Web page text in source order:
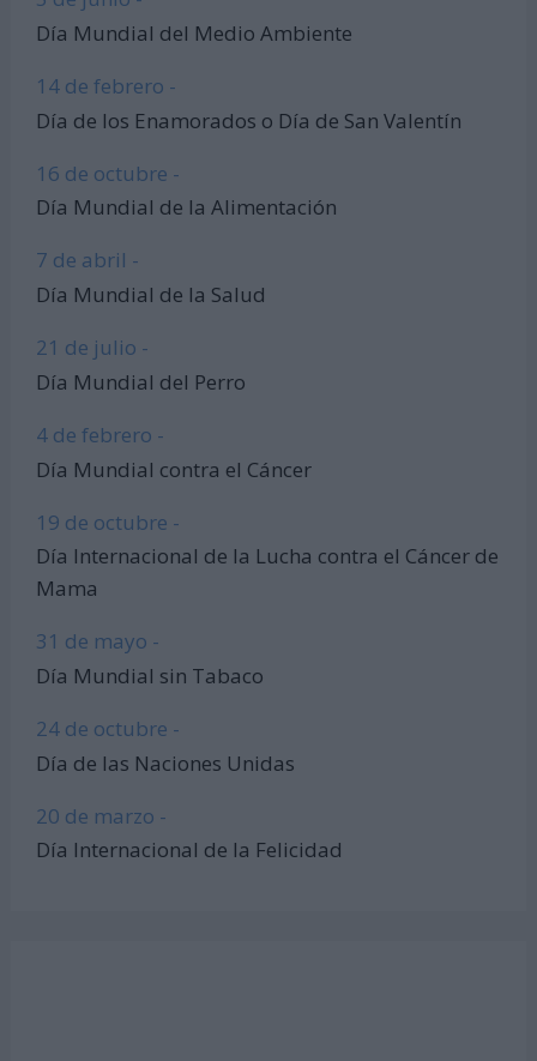
Día Mundial del Medio Ambiente
14 de febrero -
Día de los Enamorados o Día de San Valentín
16 de octubre -
Día Mundial de la Alimentación
7 de abril -
Día Mundial de la Salud
21 de julio -
Día Mundial del Perro
4 de febrero -
Día Mundial contra el Cáncer
19 de octubre -
Día Internacional de la Lucha contra el Cáncer de
Mama
31 de mayo -
Día Mundial sin Tabaco
24 de octubre -
Día de las Naciones Unidas
20 de marzo -
Día Internacional de la Felicidad